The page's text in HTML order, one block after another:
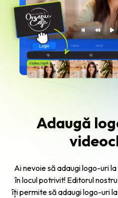
Adaugă
Ai nevoie să adaugi logo-uri
în locul potrivit! Editorul
îți permite să adaugi logo-uri